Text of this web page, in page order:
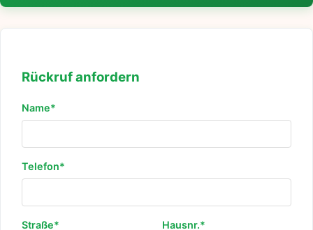
Rückruf anfordern
Name*
Telefon*
Straße* Hausnr.*